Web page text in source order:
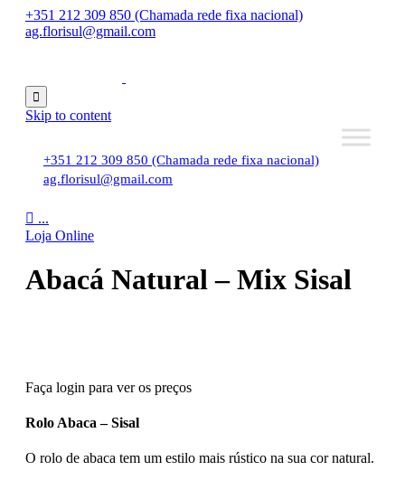
+351 212 309 850 (Chamada rede fixa nacional)
ag.florisul@gmail.com

Skip to content
+351 212 309 850 (Chamada rede fixa nacional)
ag.florisul@gmail.com
 ...
Loja Online
Abacá Natural – Mix Sisal
Faça login para ver os preços
Rolo Abaca – Sisal
O rolo de abaca tem um estilo mais rústico na sua cor natural.